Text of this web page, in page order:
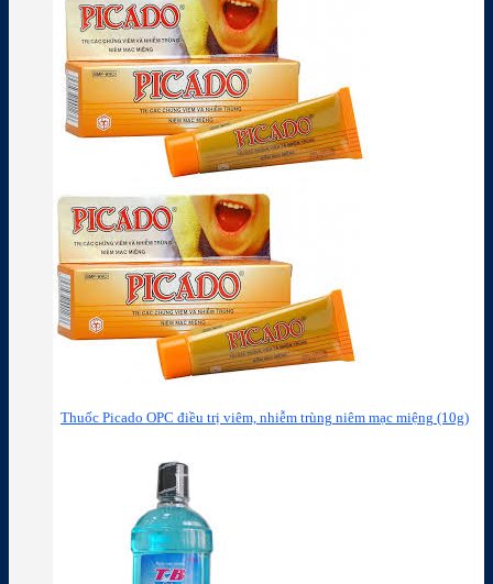
Thuốc Picado OPC điều trị viêm, nhiễm trùng niêm mạc miệng (10g)